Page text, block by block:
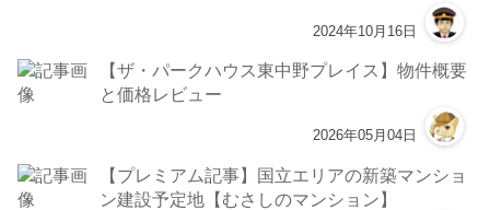
2024年10月16日
【ザ・パークハウス東中野プレイス】物件概要
と価格レビュー
2026年05月04日
【プレミアム記事】国立エリアの新築マンショ
ン建設予定地【むさしのマンション】